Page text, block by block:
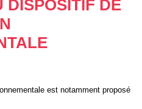
DISPOSITIF DE
est notamment proposé